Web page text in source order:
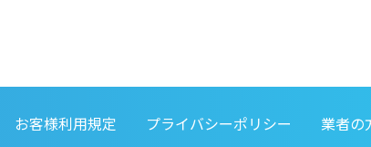
お客様利用規定 プライバシーポリシー 業者の